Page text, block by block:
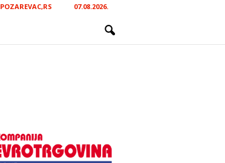
POZAREVAC,RS 07.08.2026.